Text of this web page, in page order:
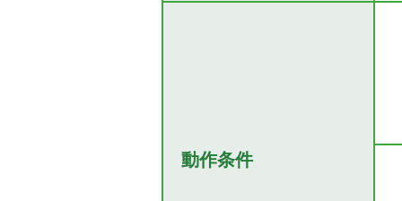
動作条件